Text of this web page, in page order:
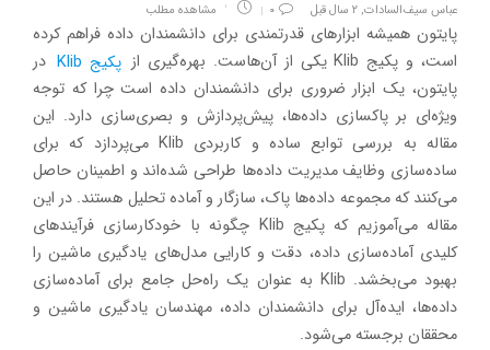
عباس سیف‌السادات,۲ سال قبل ۰ مشاهده مطلب
پایتون همیشه ابزارهای قدرتمندی برای دانشمندان داده فراهم کرده
است، و پکیج Klib یکی از آن‌هاست. بهره‌گیری از
پکیج Klib
در
پایتون، یک ابزار ضروری برای دانشمندان داده است چرا که توجه
ویژه‌ای بر پاکسازی داده‌ها، پیش‌پردازش و بصری‌سازی دارد. این
مقاله به بررسی توابع ساده و کاربردی Klib می‌پردازد که برای
ساده‌سازی وظایف مدیریت داده‌ها طراحی شده‌اند و اطمینان حاصل
می‌کنند که مجموعه داده‌ها پاک، سازگار و آماده تحلیل هستند. در این
مقاله می‌آ‌موزیم که پکیج Klib چگونه با خودکارسازی فرآیندهای
کلیدی آماده‌سازی داده، دقت و کارایی مدل‌های یادگیری ماشین را
بهبود می‌بخشد. Klib به عنوان یک راه‌حل جامع برای آماده‌سازی
داده‌ها، ایده‌آل برای دانشمندان داده، مهندسان یادگیری ماشین و
محققان برجسته می‌شود.